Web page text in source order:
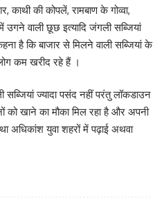
काथी की कोपलें, रामबाण के गोव्वा,
वाली छूछ इत्यादि जंगली सब्जियां
है कि बाजार से मिलने वाली सब्जियां के
कम खरीद रहे हैं ।
सब्जियां ज्यादा पसंद नहीं परंतु लॉकडाउन
को खाने का मौका मिल रहा है और अपनी
अधिकांश युवा शहरों में पढ़ाई अथवा